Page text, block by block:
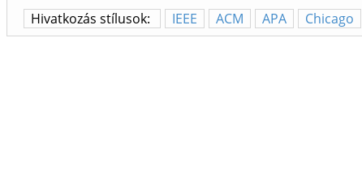
Hivatkozás stílusok: IEEE ACM APA Chicago